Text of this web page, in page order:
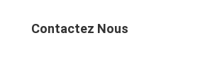
Contactez Nous